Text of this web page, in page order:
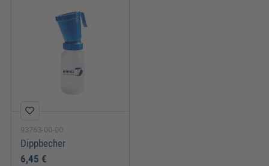
93763-00-00
Dippbecher
6,45 €